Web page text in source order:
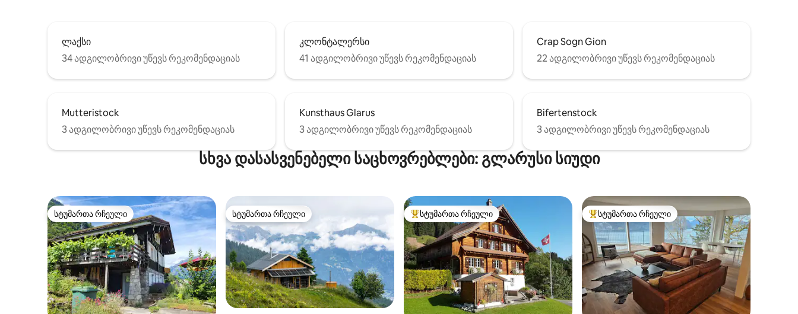
ლაქსი
34 ადგილობრივი უწევს რეკომენდაციას
კლონტალერსი
41 ადგილობრივი უწევს რეკომენდაციას
Crap Sogn Gion
22 ადგილობრივი უწევს რეკომენდაციას
Mutteristock
3 ადგილობრივი უწევს რეკომენდაციას
Kunsthaus Glarus
3 ადგილობრივი უწევს რეკომენდაციას
Bifertenstock
3 ადგილობრივი უწევს რეკომენდაციას
სხვა დასასვენებელი საცხოვრებლები: გლარუსი სიუდი
სტუმართა რჩეული
სტუმართა რჩეული სტუმართა რჩეული
სტუმართა რჩეული სტუმართა რჩეული მოწინავე ვარიანტი
სტუმართა რჩეული სტუმართა რჩეული მოწინავე ვარიანტი
სტუმართა რჩეული